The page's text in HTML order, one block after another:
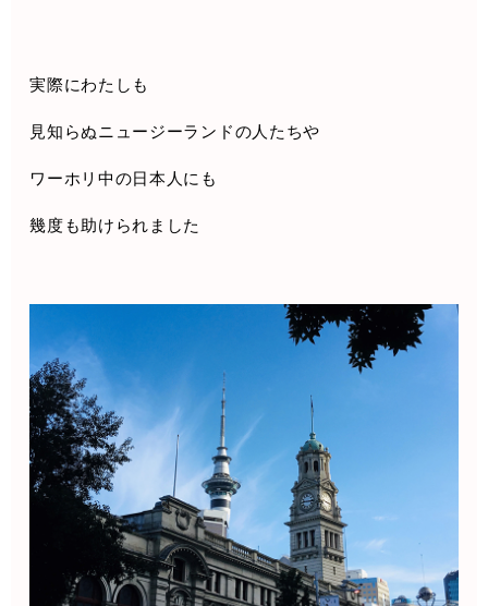
実際にわたしも
見知らぬニュージーランドの人たちや
ワーホリ中の日本人にも
幾度も助けられました